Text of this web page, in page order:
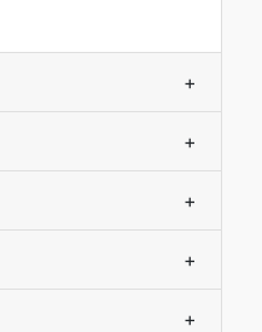
+
+
+
+
+